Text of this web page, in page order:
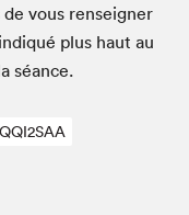
vous ren­seign­er
plus haut au
séance.